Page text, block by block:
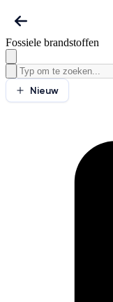
Fossiele brandstoffen
Nieuw